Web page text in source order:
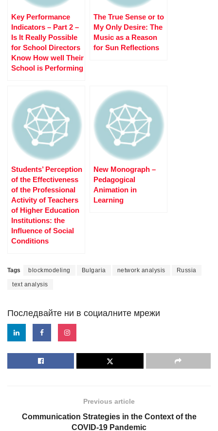
Key Performance
Indicators – Part 2 –
Is It Really Possible
for School Directors
Know How well Their
School is Performing
The True Sense оr to
My Only Desire: The
Music as a Reason
for Sun Reflections
Students’ Perception
of the Effectiveness
of the Professional
Activity of Teachers
of Higher Education
Institutions: the
Influence of Social
Conditions
New Monograph –
Pedagogical
Animation in
Learning
Tags blockmodeling Bulgaria network analysis Russia
text analysis
Последвайте ни в социалните мрежи
Previous article
Communication Strategies in the Context of the
COVID-19 Pandemic